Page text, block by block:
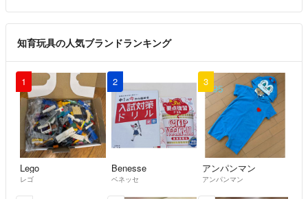
知育玩具の人気ブランドランキング
1
Lego
レゴ
2
Benesse
ベネッセ
3
アンパンマン
アンパンマン